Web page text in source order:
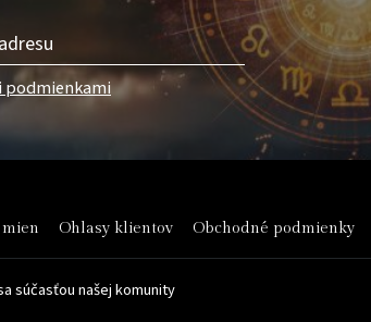
podmienkami
Ohlasy klientov Obchodné podmienky
súčasťou našej komunity